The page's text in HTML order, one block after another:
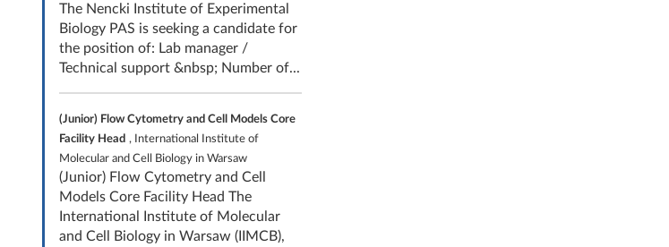
The Nencki Institute of Experimental
Biology PAS is seeking a candidate for
the position of: Lab manager /
Technical support &nbsp; Number of...
(Junior) Flow Cytometry and Cell Models Core
Facility Head , International Institute of
Molecular and Cell Biology in Warsaw
(Junior) Flow Cytometry and Cell
Models Core Facility Head The
International Institute of Molecular
and Cell Biology in Warsaw (IIMCB),